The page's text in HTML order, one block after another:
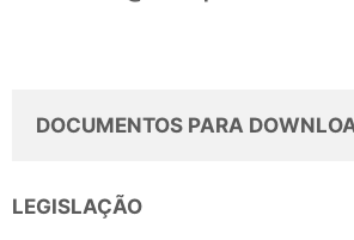
DOCUMENTOS PARA
LEGISLAÇÃO